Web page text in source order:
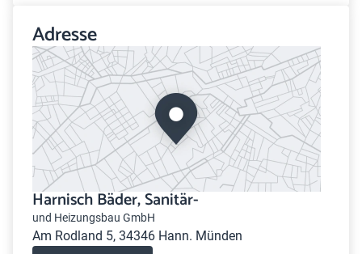
Adresse
Harnisch Bäder, Sanitär-
und Heizungsbau GmbH
Am Rodland 5, 34346 Hann. Münden